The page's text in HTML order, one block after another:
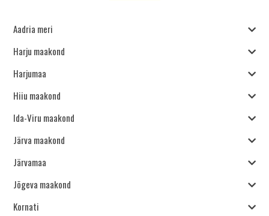
Aadria meri
Harju maakond
Harjumaa
Hiiu maakond
Ida-Viru maakond
Järva maakond
Järvamaa
Jõgeva maakond
Kornati